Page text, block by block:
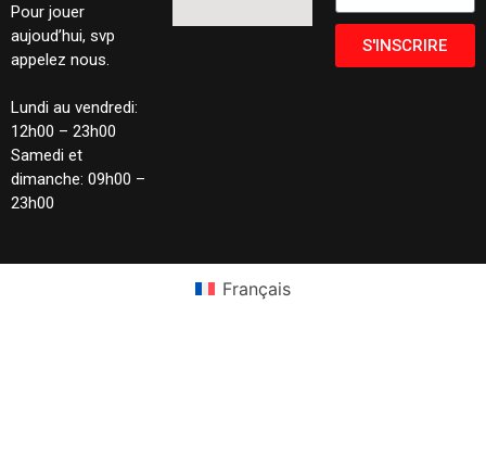
Pour jouer
aujoud’hui, svp
appelez nous.
Lundi au vendredi:
12h00 – 23h00
Samedi et
dimanche: 09h00 –
23h00
S'INSCRIRE
Français